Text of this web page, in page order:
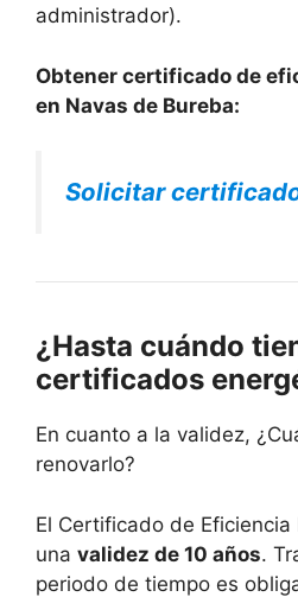
administrador).
Obtener certificado de
en Navas de Bureba:
Solicitar
¿Hasta cuándo
certificados
En cuanto a la validez,
renovarlo?
El Certificado de Eficiencia
una validez de 10 años.
periodo de tiempo es